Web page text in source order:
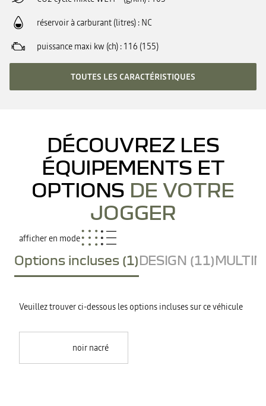
réservoir à carburant (litres) NC
puissance maxi kw (ch) 116 (155)
TOUTES LES CARACTÉRISTIQUES
DÉCOUVREZ LES
ÉQUIPEMENTS ET
OPTIONS DE VOTRE
JOGGER
afficher en mode
Options incluses (1)DESIGN (11)
Veuillez trouver ci-dessous les options incluses sur ce véhicule
noir nacré